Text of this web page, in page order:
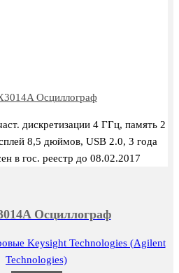
Осциллограф
дискретизации 4 ГГц, память 2
8,5 дюймов, USB 2.0, 3 года
в гос. реестр до 08.02.2017
Осциллограф
Keysight Technologies (Agilent
Technologies)